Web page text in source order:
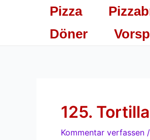
Pizza
Döner
125.
Kommentar verfassen
Beitragsnavigation